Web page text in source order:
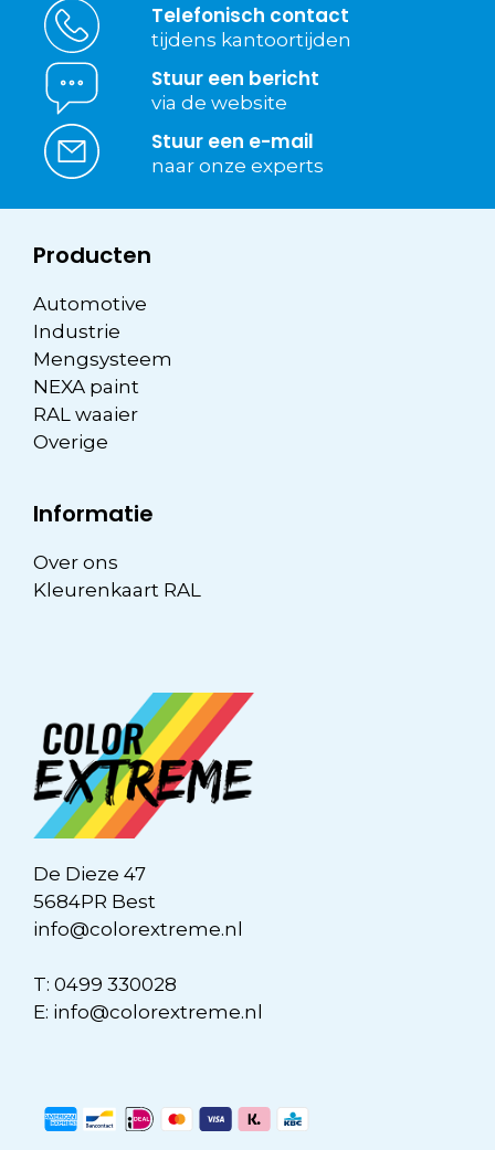
Telefonisch contact
tijdens kantoortijden
Stuur een bericht
via de website
Stuur een e-mail
naar onze experts
Producten
Automotive
Industrie
Mengsysteem
NEXA paint
RAL waaier
Overige
Informatie
Over ons
Kleurenkaart RAL
De Dieze 47
5684PR Best
info@colorextreme.nl
T: 0499 330028
E: info@colorextreme.nl